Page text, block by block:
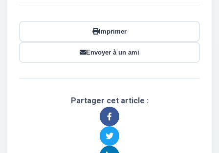
Imprimer
Envoyer à un ami
Partager cet article :